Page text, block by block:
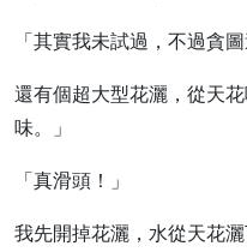
「其實我未試過，不過貪圖
還有個超大型花灑，從天
味。」
「真滑頭！」
我先開掉花灑，水從天花灑